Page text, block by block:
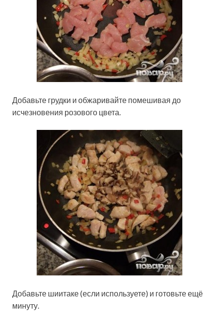
Добавьте грудки и обжаривайте помешивая до
исчезновения розового цвета.
Добавьте шиитаке (если используете) и готовьте ещё
минуту.